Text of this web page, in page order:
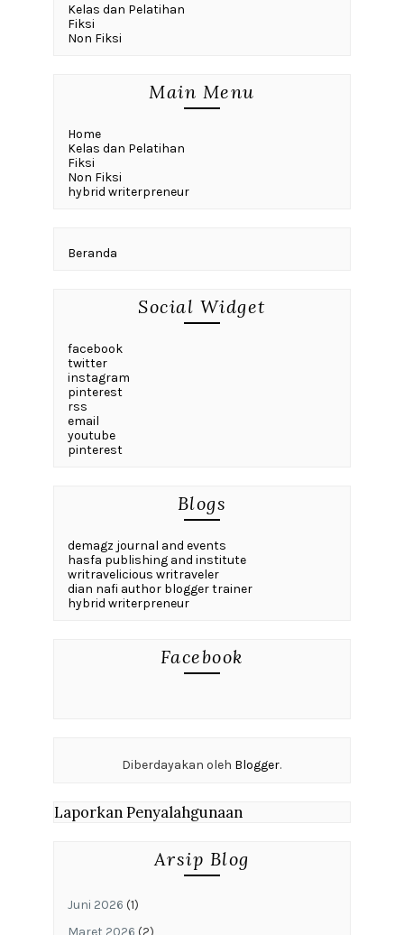
Kelas dan Pelatihan
Fiksi
Non Fiksi
Main Menu
Home
Kelas dan Pelatihan
Fiksi
Non Fiksi
hybrid writerpreneur
Beranda
Social Widget
facebook
twitter
instagram
pinterest
rss
email
youtube
pinterest
Blogs
demagz journal and events
hasfa publishing and institute
writravelicious writraveler
dian nafi author blogger trainer
hybrid writerpreneur
Facebook
Diberdayakan oleh Blogger.
Laporkan Penyalahgunaan
Arsip Blog
Juni 2026 (1)
Maret 2026 (2)